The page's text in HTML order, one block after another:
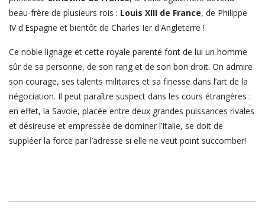
beau-frère de plusieurs rois : Louis XIII de France, de Philippe
IV d'Espagne et bientôt de Charles Ier d'Angleterre !
Ce noble lignage et cette royale parenté font de lui un homme
sûr de sa personne, de son rang et de son bon droit. On admire
son courage, ses talents militaires et sa finesse dans l’art de la
négociation. Il peut paraître suspect dans les cours étrangères :
en effet, la Savoie, placée entre deux grandes puissances rivales
et désireuse et empressée de dominer l’Italie, se doit de
suppléer la force par l’adresse si elle ne veut point succomber!